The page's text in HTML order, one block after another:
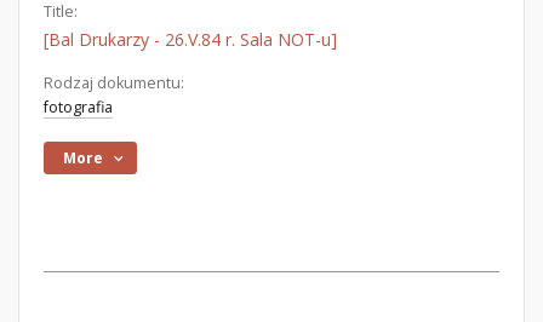
Title:
[Bal Drukarzy - 26.V.84 r. Sala NOT-u]
Rodzaj dokumentu:
fotografia
More